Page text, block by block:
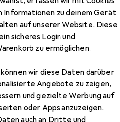
Informationen zu deinem Gerät
auf unserer Website. Diese
sicheres Login und
zu ermöglichen.
wir diese Daten darüber
Angebote zu zeigen,
und gezielte Werbung auf
oder Apps anzuzeigen.
auch an Dritte und
1503